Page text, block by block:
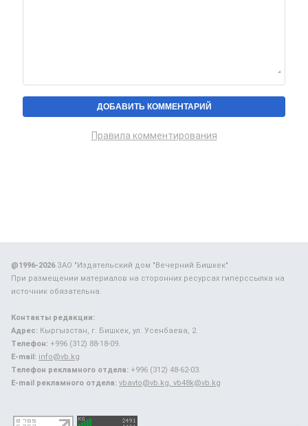
Правила комментирования
@1996-2026ЗАО "Издательский дом "Вечерний Бишкек"
При размещении материалов на сторонних ресурсах гиперссылка на
источник обязательна.
Контакты редакции:
Адрес: Кыргызстан, г. Бишкек, ул. Усенбаева, 2.
Телефон: +996 (312) 88-18-09.
E-mail: info@vb.kg
Телефон рекламного отдела: +996 (312) 48-62-03.
E-mail рекламного отдела: vbavto@vb.kg, vb48k@vb.kg